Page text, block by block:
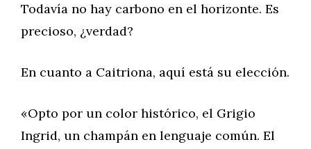
Todavía no hay carbono en el horizonte. Es
precioso, ¿verdad?
En cuanto a Caitriona, aquí está su elección.
«Opto por un color histórico, el Grigio
Ingrid, un champán en lenguaje común. El